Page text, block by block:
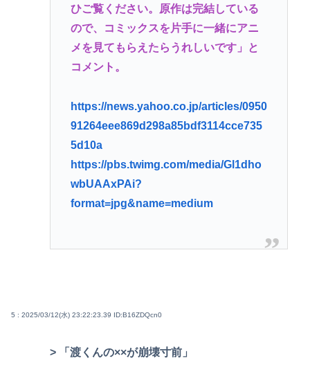
ひご覧ください。原作は完結している
ので、コミックスを片手に一緒にアニ
メを見てもらえたらうれしいです」と
コメント。
https://news.yahoo.co.jp/articles/0950
91264eee869d298a85bdf3114cce735
5d10a
https://pbs.twimg.com/media/Gl1dho
wbUAAxPAi?
format=jpg&name=medium
5 : 2025/03/12(水) 23:22:23.39 ID:B16ZDQcn0
> 「渡くんの××が崩壊寸前」